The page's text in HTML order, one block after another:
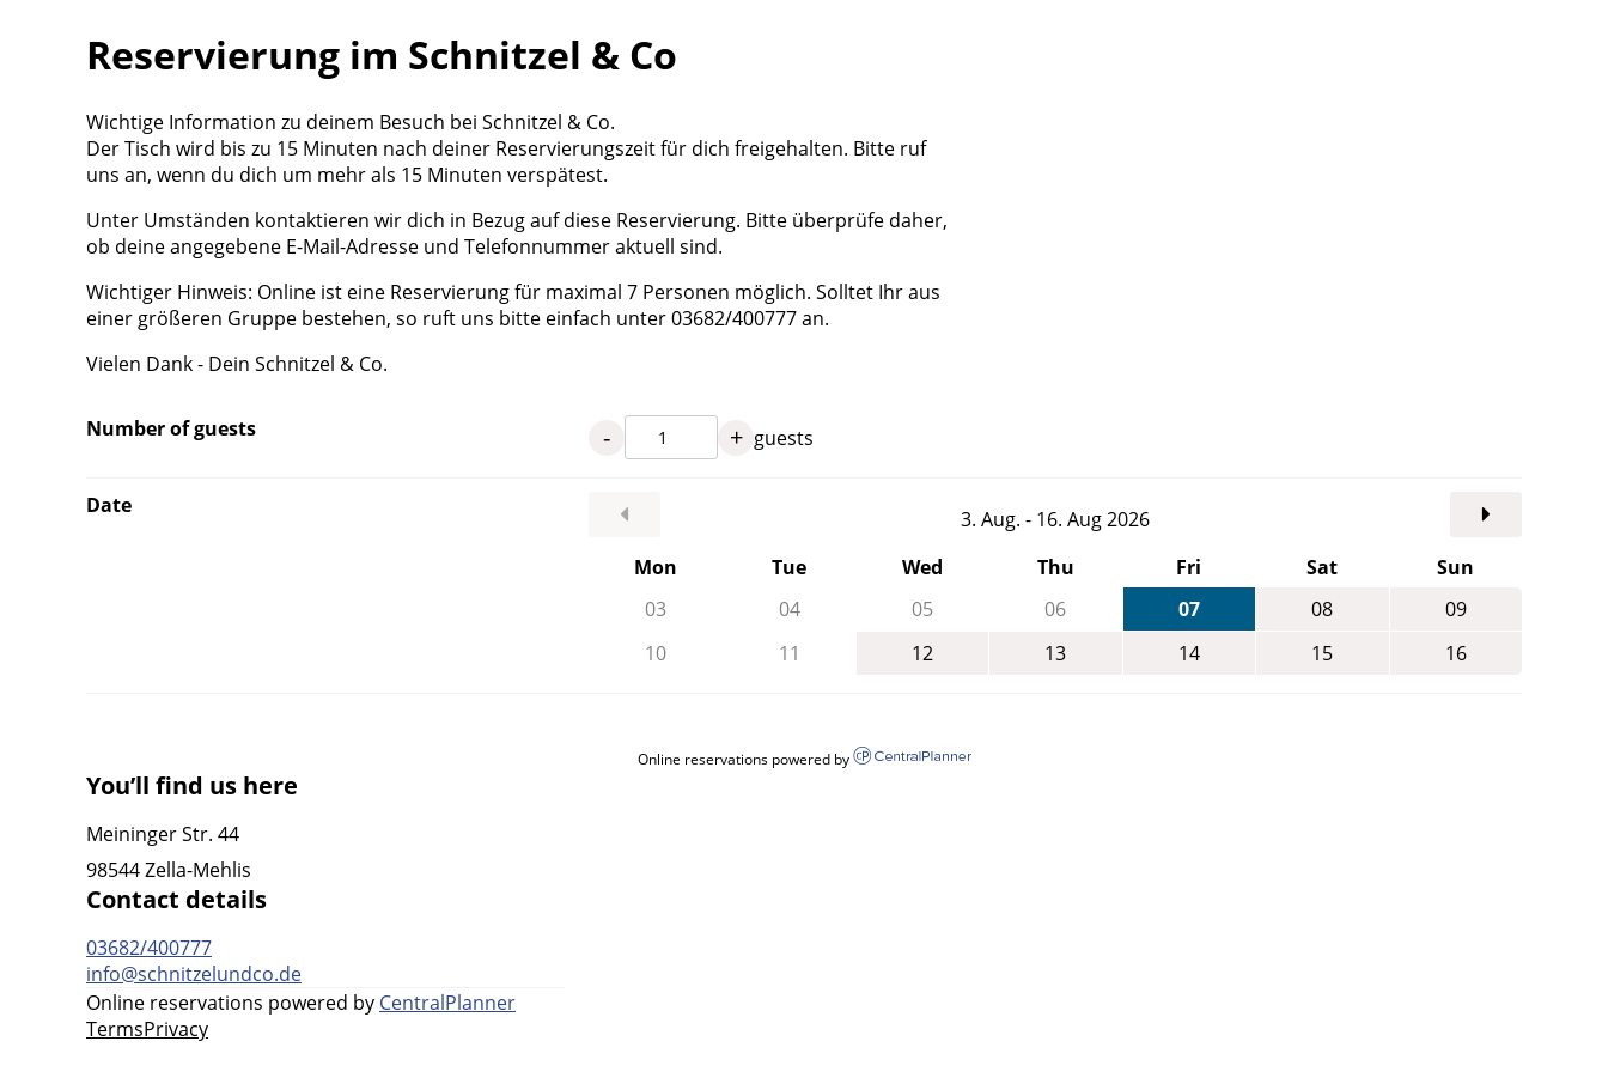
Reservierung im Schnitzel & Co
Wichtige Information zu deinem Besuch bei Schnitzel & Co.
Der Tisch wird bis zu 15 Minuten nach deiner Reservierungszeit für dich freigehalten. Bitte ruf
uns an, wenn du dich um mehr als 15 Minuten verspätest.
Unter Umständen kontaktieren wir dich in Bezug auf diese Reservierung. Bitte überprüfe daher,
ob deine angegebene E-Mail-Adresse und Telefonnummer aktuell sind.
Wichtiger Hinweis: Online ist eine Reservierung für maximal 7 Personen möglich. Solltet Ihr aus
einer größeren Gruppe bestehen, so ruft uns bitte einfach unter 03682/400777 an.
Vielen Dank - Dein Schnitzel & Co.
Number of guests - + guests
Date
3. Aug. - 16. Aug 2026
Mon
Tue Wed Thu Fri Sat
Sun
03
04 05 06 07 08
09
10
11 12 13 14 15 16
Online reservations powered by
You’ll find us here
Meininger Str. 44
98544 Zella-Mehlis
Contact details
03682/400777
info@schnitzelundco.de
Online reservations powered by CentralPlanner
TermsPrivacy